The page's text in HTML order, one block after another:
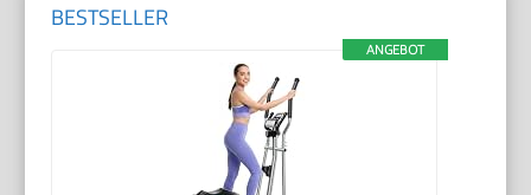
BESTSELLER
ANGEBOT